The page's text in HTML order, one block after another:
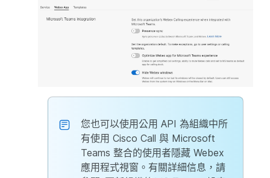
您也可以使用公用 API 為組織中所
有使用 Cisco Call 與 Microsoft
Teams 整合的使用者隱藏 Webex
應用程式視窗。有關詳細信息，請